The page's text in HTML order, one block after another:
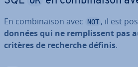
En com­bi­nai­son avec NOT , il est
données qui ne rem­plis­sent pas
critères de recherche définis.